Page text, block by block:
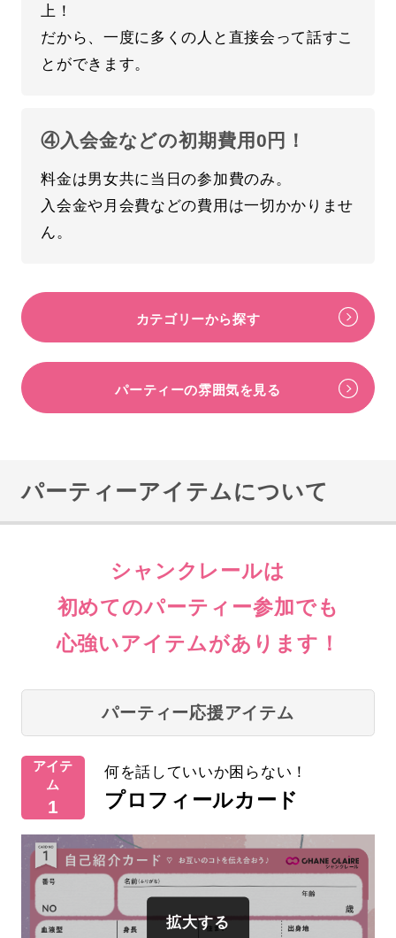
上！
だから、一度に多くの人と直接会って話すこ
とができます。
④入会金などの初期費用0円！
料金は男女共に当日の参加費のみ。
入会金や月会費などの費用は一切かかりませ
ん。
カテゴリーから探す
パーティーの雰囲気を見る
パーティーアイテムについて
シャンクレールは
初めてのパーティー参加でも
心強いアイテムがあります！
パーティー応援アイテム
アイテ
ム
1
何を話していいか困らない！
プロフィールカード